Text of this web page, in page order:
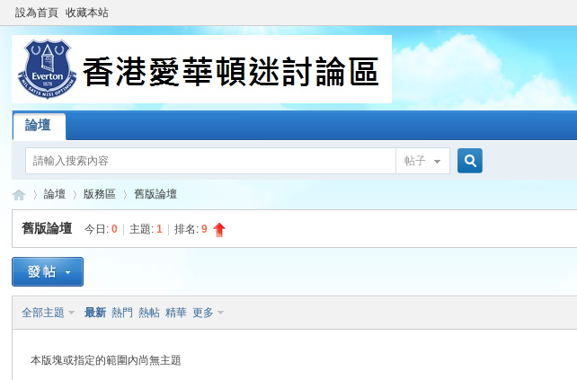
設為首頁 收藏本站
論壇
帖子
香 »
論壇
›
版務區 舊版論壇
舊版論壇 今日:0 主題:1 排名:9
全部主題 最新 熱門 熱帖 精華 更多
本版塊或指定的範圍內尚無主題